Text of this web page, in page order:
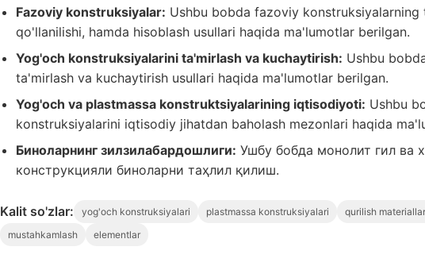
Fazoviy konstruksiyalar: Ushbu bobda fazoviy konstruksiyalarning
qo'llanilishi, hamda hisoblash usullari haqida ma'lumotlar berilgan.
Yog'och konstruksiyalarini ta'mirlash va kuchaytirish: Ushbu
ta'mirlash va kuchaytirish usullari haqida ma'lumotlar berilgan.
Yog'och va plastmassa konstruktsiyalarining iqtisodiyoti: Ushbu
konstruksiyalarini iqtisodiy jihatdan baholash mezonlari haqida
Биноларнинг зилзилабардошлиги: Ушбу бобда монолит гил ва
конструкцияли биноларни таҳлил қилиш.
Kalit so'zlar: yog'och konstruksiyalari plastmassa konstruksiyalari qurilish
mustahkamlash
elementlar